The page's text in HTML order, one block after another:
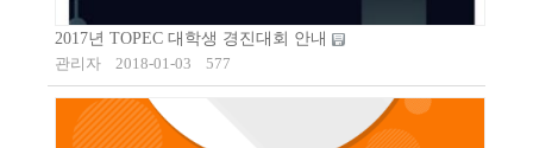
2017년 TOPEC 대학생 경진대회 안내
관리자
2018-01-03 577